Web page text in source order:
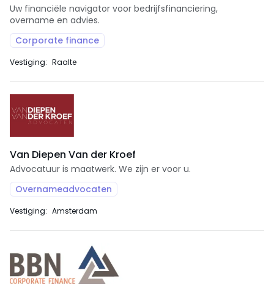
Uw financiële navigator voor bedrijfsfinanciering,
overname en advies.
Corporate finance
Vestiging: Raalte
Van Diepen Van der Kroef
Advocatuur is maatwerk. We zijn er voor u.
Overnameadvocaten
Vestiging: Amsterdam